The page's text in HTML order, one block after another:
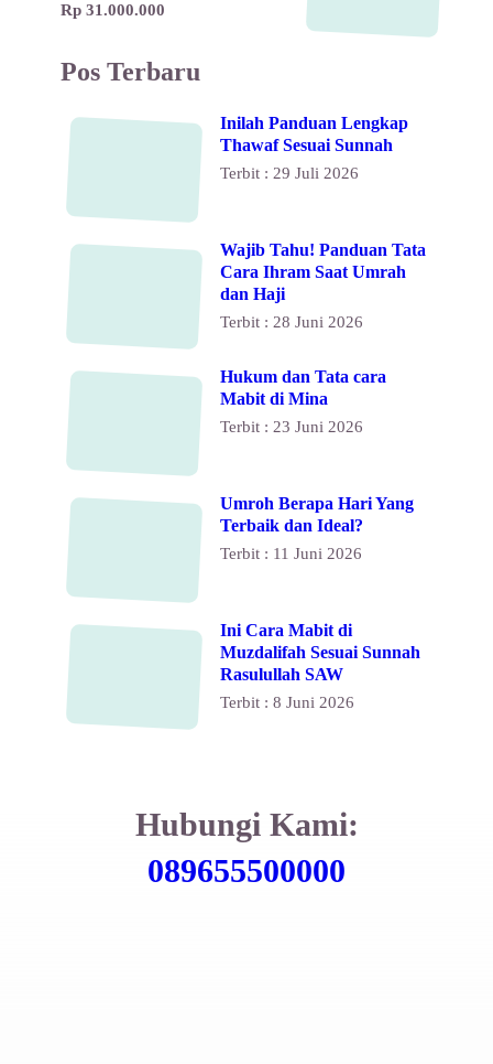
Rp 31.000.000
Pos Terbaru
Inilah Panduan Lengkap
Thawaf Sesuai Sunnah
Terbit : 29 Juli 2026
Wajib Tahu! Panduan Tata
Cara Ihram Saat Umrah
dan Haji
Terbit : 28 Juni 2026
Hukum dan Tata cara
Mabit di Mina
Terbit : 23 Juni 2026
Umroh Berapa Hari Yang
Terbaik dan Ideal?
Terbit : 11 Juni 2026
Ini Cara Mabit di
Muzdalifah Sesuai Sunnah
Rasulullah SAW
Terbit : 8 Juni 2026
Hubungi Kami:
089655500000